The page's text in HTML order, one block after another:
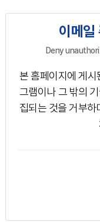
이메일
Deny
본 홈페이지에 게
그램이나 그 밖의
집되는 것을 거부